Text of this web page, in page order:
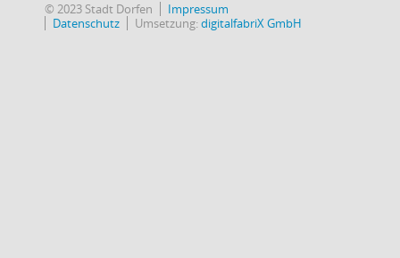
© 2023 Stadt Dorfen
Impressum
Datenschutz
Umsetzung:digitalfabriX GmbH